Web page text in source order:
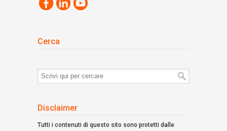
Cerca
Termini
ricerca:
Disclaimer
Tutti i contenuti di questo sito sono protetti dalle